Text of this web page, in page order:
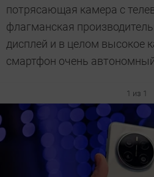
потрясающая камера с
флагманская
дисплей и в целом высокое
смартфон очень
1 из 1